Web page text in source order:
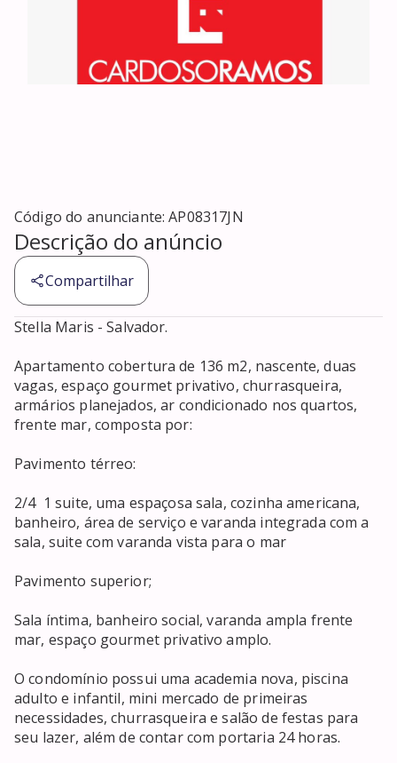
Código do anunciante:AP08317JN
Descrição do anúncio
Compartilhar
Stella Maris - Salvador.
Apartamento cobertura de 136 m2, nascente, duas
vagas, espaço gourmet privativo, churrasqueira,
armários planejados, ar condicionado nos quartos,
frente mar, composta por:
Pavimento térreo:
2/4  1 suite, uma espaçosa sala, cozinha americana,
banheiro, área de serviço e varanda integrada com a
sala, suite com varanda vista para o mar
Pavimento superior;
Sala íntima, banheiro social, varanda ampla frente
mar, espaço gourmet privativo amplo.
O condomínio possui uma academia nova, piscina
adulto e infantil, mini mercado de primeiras
necessidades, churrasqueira e salão de festas para
seu lazer, além de contar com portaria 24 horas.